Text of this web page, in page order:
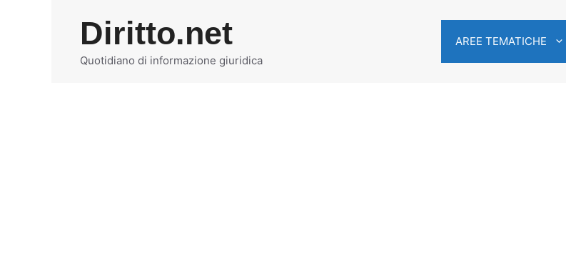
Diritto.net
Quotidiano di informazione giuridica
AREE TEMATICHE